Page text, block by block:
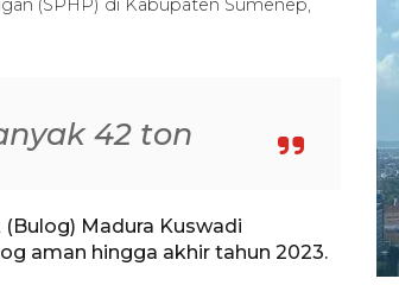
(SPHP) di Kabupaten Sumenep,
42 ton
Madura Kuswadi
aman hingga akhir tahun 2023.